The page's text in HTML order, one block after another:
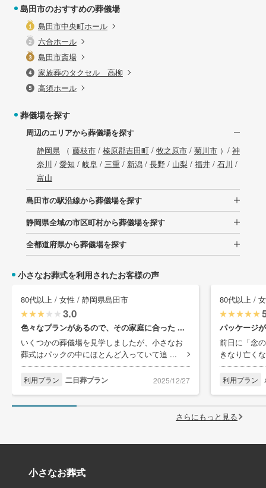
島田市のおすすめの葬儀場
島田市中央町ホール
六合ホール
島田市斎場
家族葬のタクセル 高柳
高須ホール
葬儀場を探す
周辺のエリアから葬儀場を探す
静岡県（ 藤枝市/ 榛原郡吉田町/ 牧之原市/ 菊川市）/ 神
奈川 / 愛知 / 岐阜/ 三重/ 新潟/ 長野/ 山梨 / 福井/ 石川 /
富山
島田市の駅沿線から葬儀場を探す
静岡県全域の市区町村から葬儀場を探す
全都道府県から葬儀場を探す
小さなお葬式を利用されたお客様の声
80代以上 / 女性 / 静岡県島田市
3.0
色々なプランがあるので、その家庭に合った ...
いくつかの葬儀場を見学しましたが、小さなお
葬式はパックの中にほとんど入っていて追 ...
利用プラン 二日葬プラン 2025/12/27
80代以上 /
パッケージ
前日に「念
きなり亡く
利用プラン
さらにもっと見る
小さなお葬式